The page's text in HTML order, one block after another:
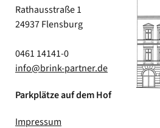
Rathausstraße 1
24937 Flensburg
0461 14141-0
info@brink-partner.de
Parkplätze auf dem Hof
Impressum